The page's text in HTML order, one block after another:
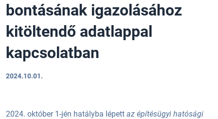
bontásának igazolásához
kitöltendő adatlappal
kapcsolatban
2024.10.01.
2024. október 1-jén hatályba lépett az építésügyi hatósági